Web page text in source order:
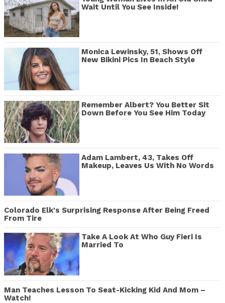
Wait Until You See Inside!
Monica Lewinsky, 51, Shows Off
New Bikini Pics In Beach Style
Remember Albert? You Better Sit
Down Before You See Him Today
Adam Lambert, 43, Takes Off
Makeup, Leaves Us With No Words
Colorado Elk's Surprising Response After Being Freed
From Tire
Take A Look At Who Guy Fieri Is
Married To
Man Teaches Lesson To Seat-Kicking Kid And Mom –
Watch!